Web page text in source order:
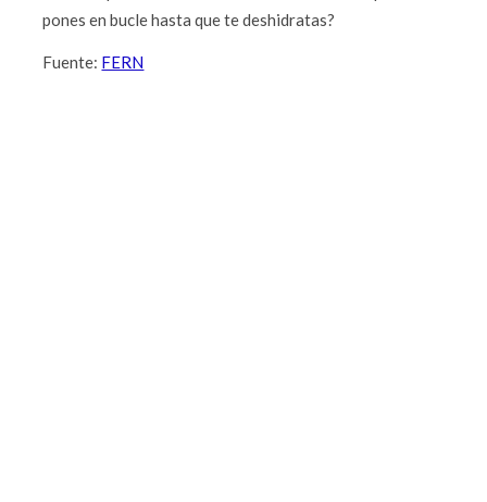
pones en bucle hasta que te deshidratas?
Fuente: FERN